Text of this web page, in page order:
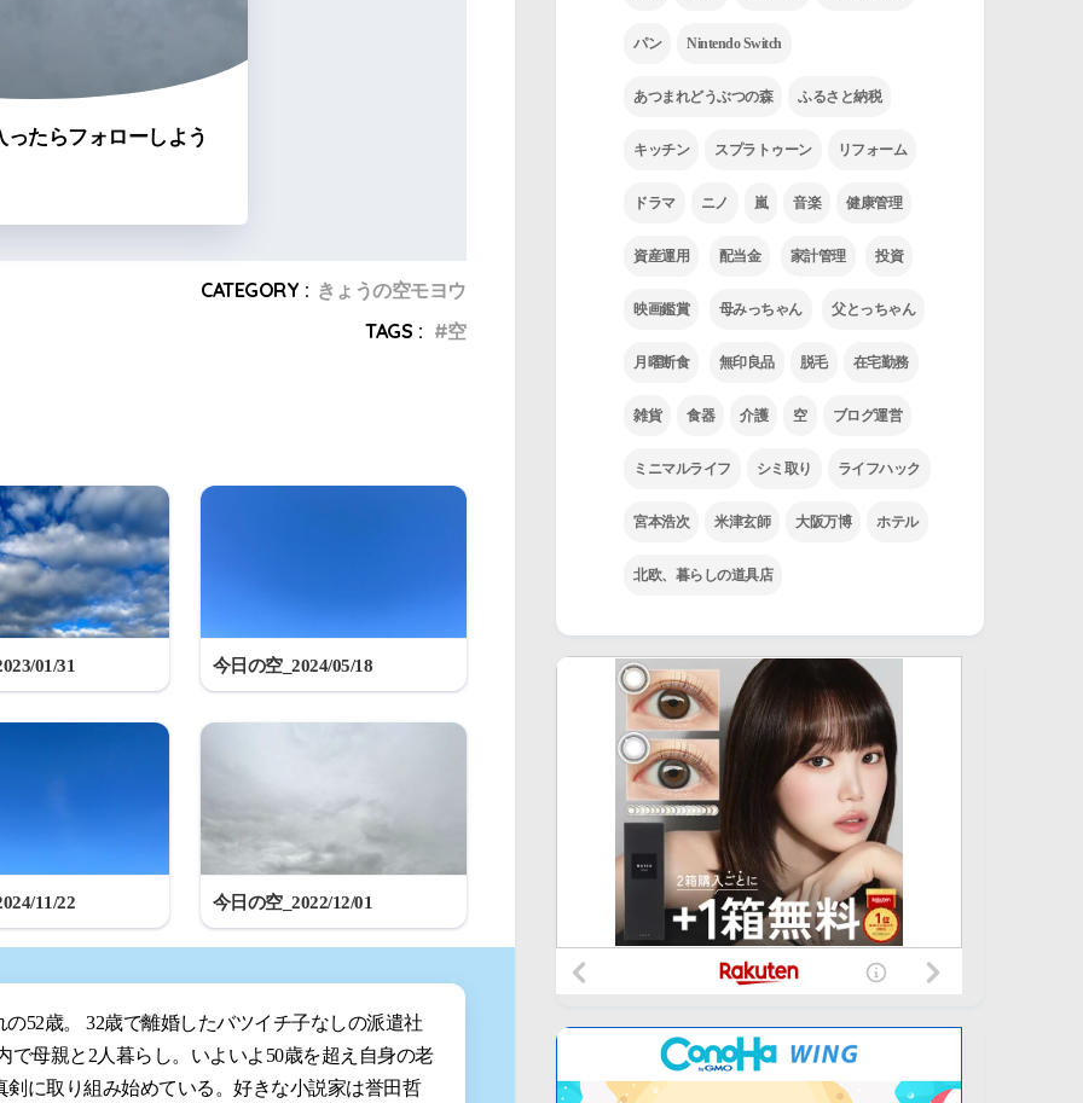
たらフォローしよう
CATEGORY : きょうの空モヨウ
TAGS :
空
01/31 今日の空_2024/05/18
11/22 今日の空_2022/12/01
の52歳。 32歳で離婚したバツイチ子なしの派遣社
で母親と2人暮らし。いよいよ50歳を超え自身の老
剣に取り組み始めている。好きな小説家は誉田哲
パン Nintendo Switch
あつまれどうぶつの森 ふるさと納税
キッチン スプラトゥーン リフォーム
ドラマ ニノ 嵐 音楽 健康管理
資産運用 配当金 家計管理 投資
映画鑑賞 母みっちゃん 父とっちゃん
月曜断食 無印良品 脱毛 在宅勤務
雑貨 食器 介護 空 ブログ運営
ミニマルライフ シミ取り ライフハック
宮本浩次 米津玄師 大阪万博 ホテル
北欧、暮らしの道具店